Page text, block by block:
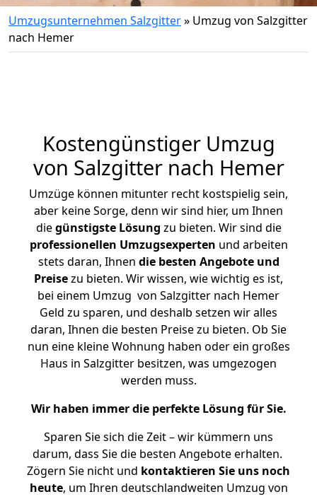
Umzugsunternehmen Salzgitter» Umzug von Salzgitter
nach Hemer
Kostengünstiger Umzug
von Salzgitter nach Hemer
Umzüge können mitunter recht kostspielig sein,
aber keine Sorge, denn wir sind hier, um Ihnen
diegünstigste Lösung zu bieten. Wir sind die
professionellen Umzugsexperten und arbeiten
stets daran, Ihnen die besten Angebote und
Preisezu bieten. Wir wissen, wie wichtig es ist,
bei einem Umzug von Salzgitter nach Hemer
Geld zu sparen, und deshalb setzen wir alles
daran, Ihnen die besten Preise zu bieten. Ob Sie
nun eine kleine Wohnung haben oder ein großes
Haus in Salzgitter besitzen, was umgezogen
werden muss.
Wir haben immer die perfekte Lösung für Sie.
Sparen Sie sich die Zeit – wir kümmern uns
darum, dass Sie die besten Angebote erhalten.
Zögern Sie nicht und kontaktieren Sie uns noch
heute, um Ihren deutschlandweiten Umzug von